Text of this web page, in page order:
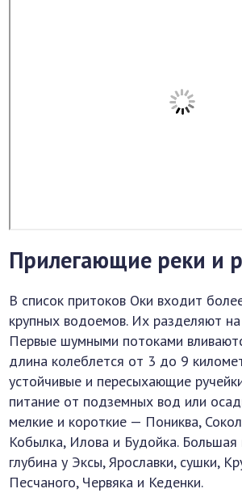
Прилегающие реки и
В список притоков Оки входит
крупных водоемов. Их разделяют на
Первые шумными потоками
длина колеблется от 3 до 9
устойчивые и пересыхающие
питание от подземных вод или
мелкие и короткие — Пониква,
Кобылка, Илова и Будойка. Большая
глубина у Эксы, Ярославки, сушки,
Песчаного, Червяка и Кеденки.